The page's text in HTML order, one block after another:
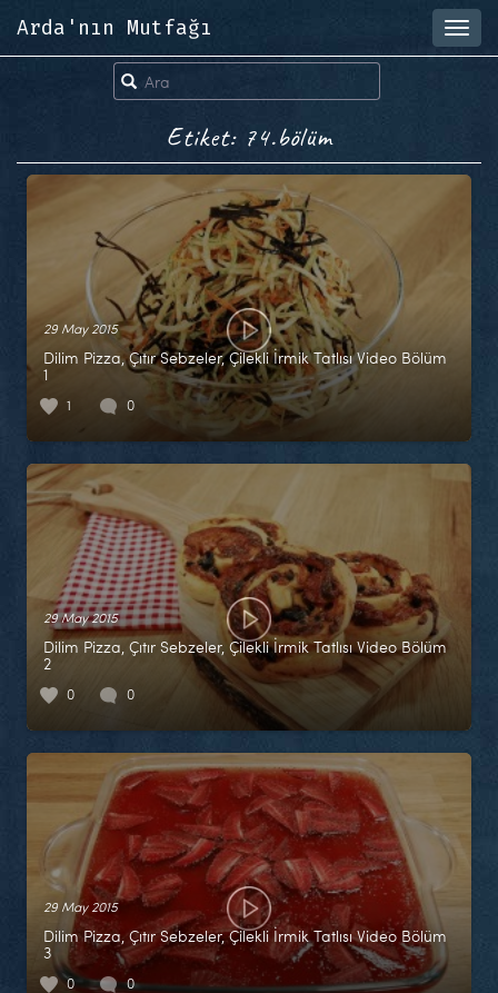
Arda'nın Mutfağı
Etiket: 74.bölüm
29 May 2015
Dilim Pizza, Çıtır Sebzeler, Çilekli İrmik Tatlısı Video Bölüm
1
1 0
29 May 2015
Dilim Pizza, Çıtır Sebzeler, Çilekli İrmik Tatlısı Video Bölüm
2
0 0
29 May 2015
Dilim Pizza, Çıtır Sebzeler, Çilekli İrmik Tatlısı Video Bölüm
3
0 0